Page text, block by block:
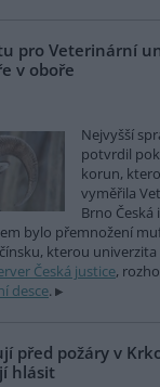
pro Veterinární
v oboře
Nejvyšší
potvrdil
korun,
vyměřila
Brno
bylo přemnožení
kterou univerzita
Česká justice,
desce.
před požáry v
hlásit